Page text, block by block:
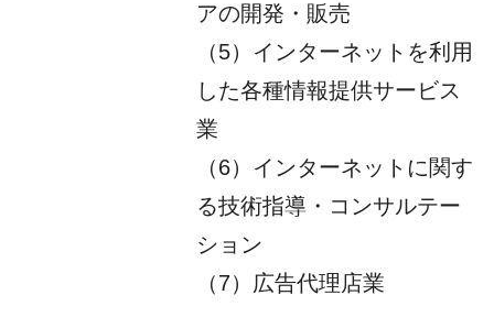
アの開発・販売
（5）インターネットを利用
した各種情報提供サービス
業
（6）インターネットに関す
る技術指導・コンサルテー
ション
（7）広告代理店業